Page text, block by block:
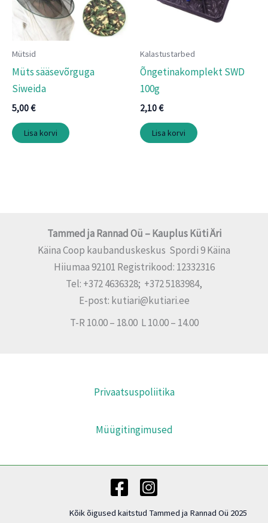
Mütsid
Müts sääsevõrguga
Siweida
5,00€
Lisa korvi
Kalastustarbed
Õngetinakomplekt SWD
100g
2,10€
Lisa korvi
Tammed ja Rannad Oü – Kauplus Küti Äri
Käina Coop kaubanduskeskus Spordi 9 Käina
Hiiumaa 92101 Registrikood: 12332316
Tel: +372 4636328; +372 5183984,
E-post: kutiari@kutiari.ee
T-R 10.00 – 18.00 L 10.00 – 14.00
Privaatsuspoliitika
Müügitingimused
Kõik õigused kaitstud Tammed ja Rannad Oü 2025